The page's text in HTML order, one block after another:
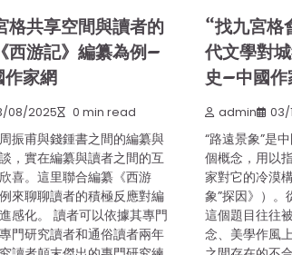
格共享空間與讀者的
西游記》編纂為例–
家網
08/2025 0 min read
振甫與錢鍾書之間的編纂與
，實在編纂與讀者之間的互
喜。這里聯合編纂《西游
來聊聊讀者的積極反應對編
感化。 讀者可以依據其專門
門研究讀者和通俗讀者兩年
“找九宮格
代文學對
史–中國作
admin 03/
“路遠景象”是
個概念，用以
家對它的冷漠
象”探因》）。
這個題目往往
念、美學作風